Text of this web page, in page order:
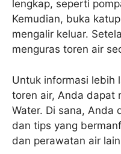
lengkap, seperti
Kemudian, buka
mengalir keluar.
menguras toren air
Untuk informasi lebih
toren air, Anda dapat
Water. Di sana, Anda
dan tips yang
dan perawatan air